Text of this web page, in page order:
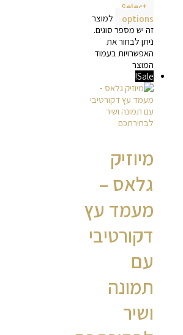
Select
options
למוצר
זה יש מספר סוגים.
ניתן לבחור את
האפשרויות בעמוד
המוצר
Sale!
מיוזיק
גלאס –
מעמד עץ
דקורטיבי
עם
תמונה
ושיר